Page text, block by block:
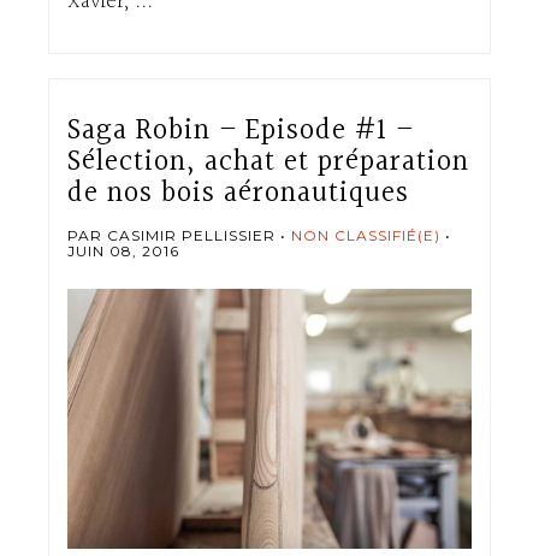
Saga Robin – Episode #1 –
Sélection, achat et préparation
de nos bois aéronautiques
PAR CASIMIR PELLISSIER
NON CLASSIFIÉ(E)
JUIN 08, 2016